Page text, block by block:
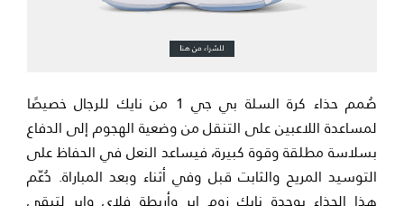
صُمم حذاء كرة السلة بي جي 1 من نايك للرجال خصيصًا
لمساعدة اللاعبين على التنقل من وضعية الهجوم إلى الدفاع
بسلاسة مطلقة وقوة كبيرة، فيساعد النعل في الحفاظ على
التوسيد المريح والثابت قبل وفي أثناء وبعد المباراة. دُعّم